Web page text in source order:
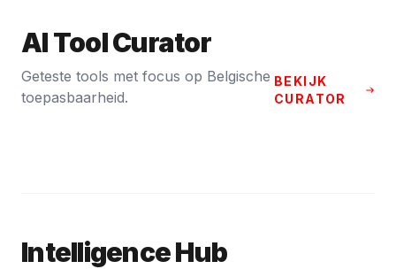
AI Tool Curator
Geteste tools met focus op Belgische
toepasbaarheid.
BEKIJK
CURATOR
Intelligence Hub